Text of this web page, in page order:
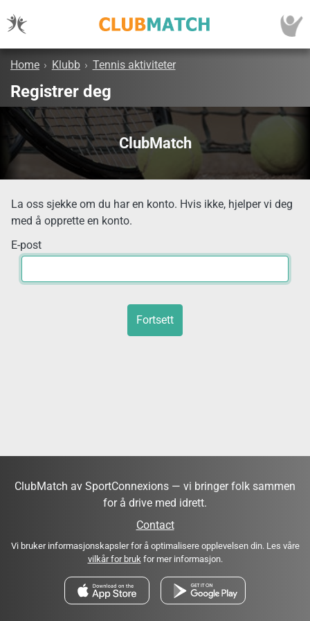
Home › Klubb › Tennis aktiviteter
Registrer deg
ClubMatch
La oss sjekke om du har en konto. Hvis ikke, hjelper vi deg
med å opprette en konto.
E-post
Fortsett
ClubMatch av SportConnexions — vi bringer folk sammen
for å drive med idrett.
Contact
Vi bruker informasjonskapsler for å optimalisere opplevelsen din. Les våre
vilkår for brukfor mer informasjon.